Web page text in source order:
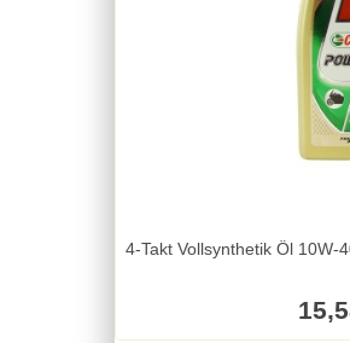
4-Takt Vollsynthetik Öl 10W-